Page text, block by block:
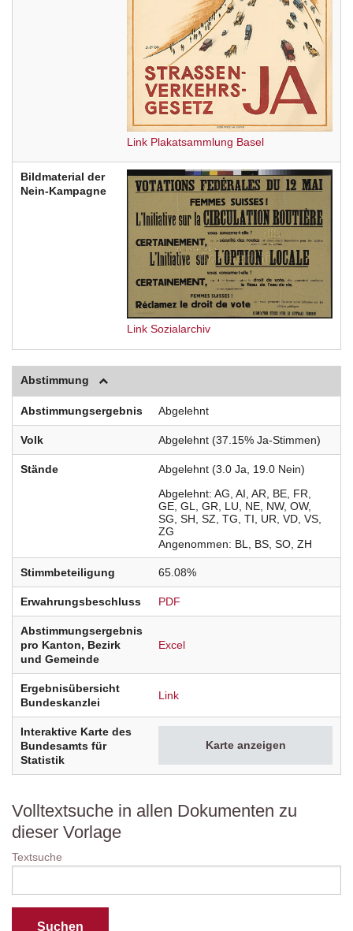
Link Plakatsammlung Basel
Bildmaterial der
Nein-Kampagne
Link Sozialarchiv
Abstimmung
Abstimmungsergebnis Abgelehnt
Volk Abgelehnt (37.15% Ja-Stimmen)
Stände
Abgelehnt (3.0 Ja, 19.0 Nein)
Abgelehnt AG AI AR BE FR
GE GL GR LU NE NW OW
SG SH SZ TG TI UR VD VS
ZG
Angenommen
BL BS SO ZH
Stimmbeteiligung 65.08%
Erwahrungsbeschluss PDF
Abstimmungsergebnis
pro Kanton, Bezirk
und Gemeinde
Excel
Ergebnisübersicht
Bundeskanzlei
Link
Interaktive Karte des
Bundesamts für
Statistik
Karte anzeigen
Volltextsuche in allen Dokumenten zu
dieser Vorlage
Textsuche